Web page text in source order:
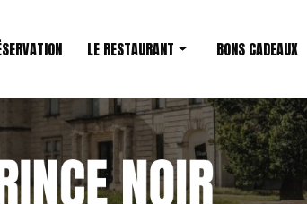
LE RESTAURANT
Restaurant étoilé
Le Chef
BONS CADEAUX